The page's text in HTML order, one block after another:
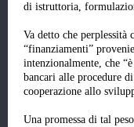
di istruttoria,
Va detto che perplessità
“finanziamenti”
intenzionalmente, che
bancari alle procedure
cooperazione allo
Una promessa di tal